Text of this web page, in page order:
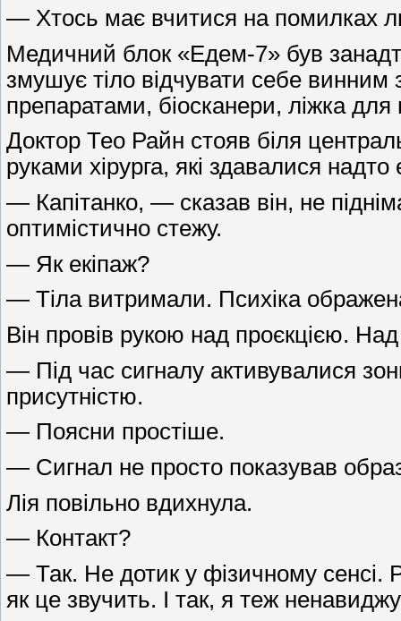
— Хтось має вчитися на помилках
Медичний блок «Едем-7» був
змушує тіло відчувати себе винним
препаратами, біосканери, ліжка для
Доктор Тео Райн стояв біля
руками хірурга, які здавалися
— Капітанко, — сказав він, не
оптимістично стежу.
— Як екіпаж?
— Тіла витримали. Психіка
Він провів рукою над проєкцією. Над
— Під час сигналу активувалися
присутністю.
— Поясни простіше.
— Сигнал не просто показував
Лія повільно вдихнула.
— Контакт?
— Так. Не дотик у фізичному сенсі.
як це звучить. І так, я теж